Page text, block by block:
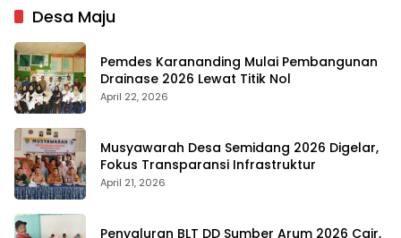
Desa Maju
Pemdes Karananding Mulai Pembangunan
Drainase 2026 Lewat Titik Nol
April 22, 2026
Musyawarah Desa Semidang 2026 Digelar,
Fokus Transparansi Infrastruktur
April 21, 2026
Penyaluran BLT DD Sumber Arum 2026 Cair,